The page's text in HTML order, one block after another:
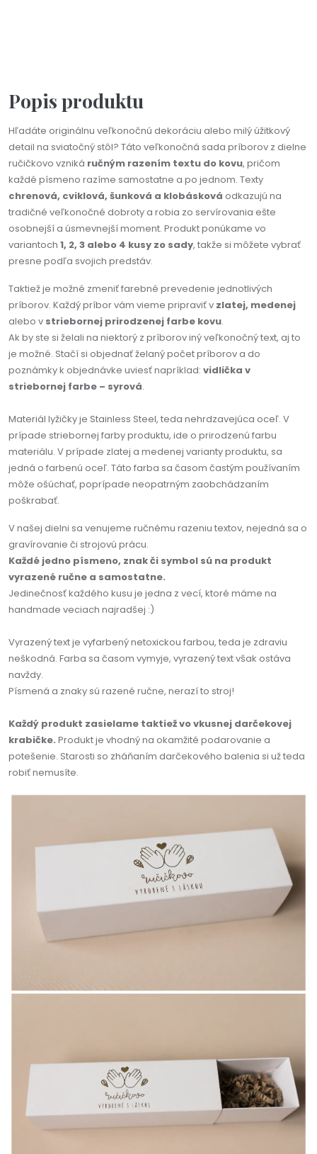
Popis produktu
Hľadáte originálnu veľkonočnú dekoráciu alebo milý úžitkový
detail na sviatočný stôl? Táto veľkonočná sada príborov z dielne
ručičkovo vzniká ručným razením textu do kovu, pričom
každé písmeno razíme samostatne a po jednom. Texty
chrenová, cviklová, šunková a klobásková odkazujú na
tradičné veľkonočné dobroty a robia zo servírovania ešte
osobnejší a úsmevnejší moment. Produkt ponúkame vo
variantoch 1, 2, 3 alebo 4 kusy zo sady, takže si môžete vybrať
presne podľa svojich predstáv.
Taktiež je možné zmeniť farebné prevedenie jednotlivých
príborov. Každý príbor vám vieme pripraviť v zlatej, medenej
alebo v striebornej prirodzenej farbe kovu.
Ak by ste si želali na niektorý z príborov iný veľkonočný text, aj to
je možné. Stačí si objednať želaný počet príborov a do
poznámky k objednávke uviesť napríklad: vidlička v
striebornej farbe – syrová.
Materiál lyžičky je Stainless Steel, teda nehrdzavejúca oceľ. V
prípade striebornej farby produktu, ide o prirodzenú farbu
materiálu. V prípade zlatej a medenej varianty produktu, sa
jedná o farbenú oceľ. Táto farba sa časom častým používaním
môže ošúchať, poprípade neopatrným zaobchádzaním
poškrabať.
V našej dielni sa venujeme ručnému razeniu textov, nejedná sa o
gravírovanie či strojovú prácu.
Každé jedno písmeno, znak či symbol sú na produkt
vyrazené ručne a samostatne.
Jedinečnosť každého kusu je jedna z vecí, ktoré máme na
handmade veciach najradšej :)
Vyrazený text je vyfarbený netoxickou farbou, teda je zdraviu
neškodná. Farba sa časom vymyje, vyrazený text však ostáva
navždy.
Písmená a znaky sú razené ručne, nerazí to stroj!
Každý produkt zasielame taktiež vo vkusnej darčekovej
krabičke. Produkt je vhodný na okamžité podarovanie a
potešenie. Starosti so zháňaním darčekového balenia si už teda
robiť nemusíte.